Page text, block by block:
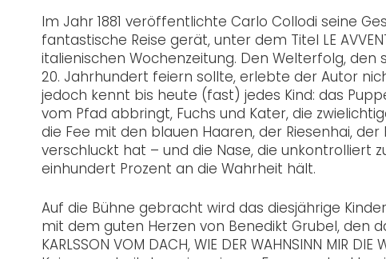
Im Jahr 1881 veröffentlichte Carlo Collodi seine
fantastische Reise gerät, unter dem Titel LE
italienischen Wochenzeitung. Den Welterfolg,
20. Jahrhundert feiern sollte, erlebte der Autor
jedoch kennt bis heute (fast) jedes Kind: das
vom Pfad abbringt, Fuchs und Kater, die
die Fee mit den blauen Haaren, der Riesenhai,
verschluckt hat – und die Nase, die unkontrolliert
einhundert Prozent an die Wahrheit hält.
Auf die Bühne gebracht wird das diesjährige
mit dem guten Herzen von Benedikt Grubel, den
KARLSSON VOM DACH, WIE DER WAHNSINN MIR